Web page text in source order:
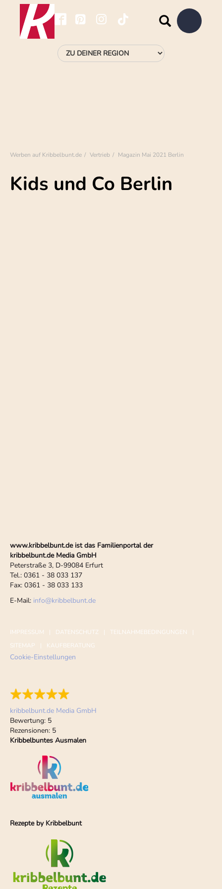
Werben auf Kribbelbunt.de Vertrieb Magazin Mai 2021 Berlin
Kids und Co Berlin
www.kribbelbunt.de ist das Familienportal der
kribbelbunt.de Media GmbH
Peterstraße 3, D-99084 Erfurt
Tel.: 0361 - 38 033 137
Fax: 0361 - 38 033 133
E-Mail: info@kribbelbunt.de
IMPRESSUM DATENSCHUTZ
TEILNAHMEBEDINGUNGEN
SITEMAP
KAUFBERATUNG
Cookie-Einstellungen
kribbelbunt.de Media GmbH
Bewertung: 5
Rezensionen: 5
Kribbelbuntes Ausmalen
Rezepte by Kribbelbunt